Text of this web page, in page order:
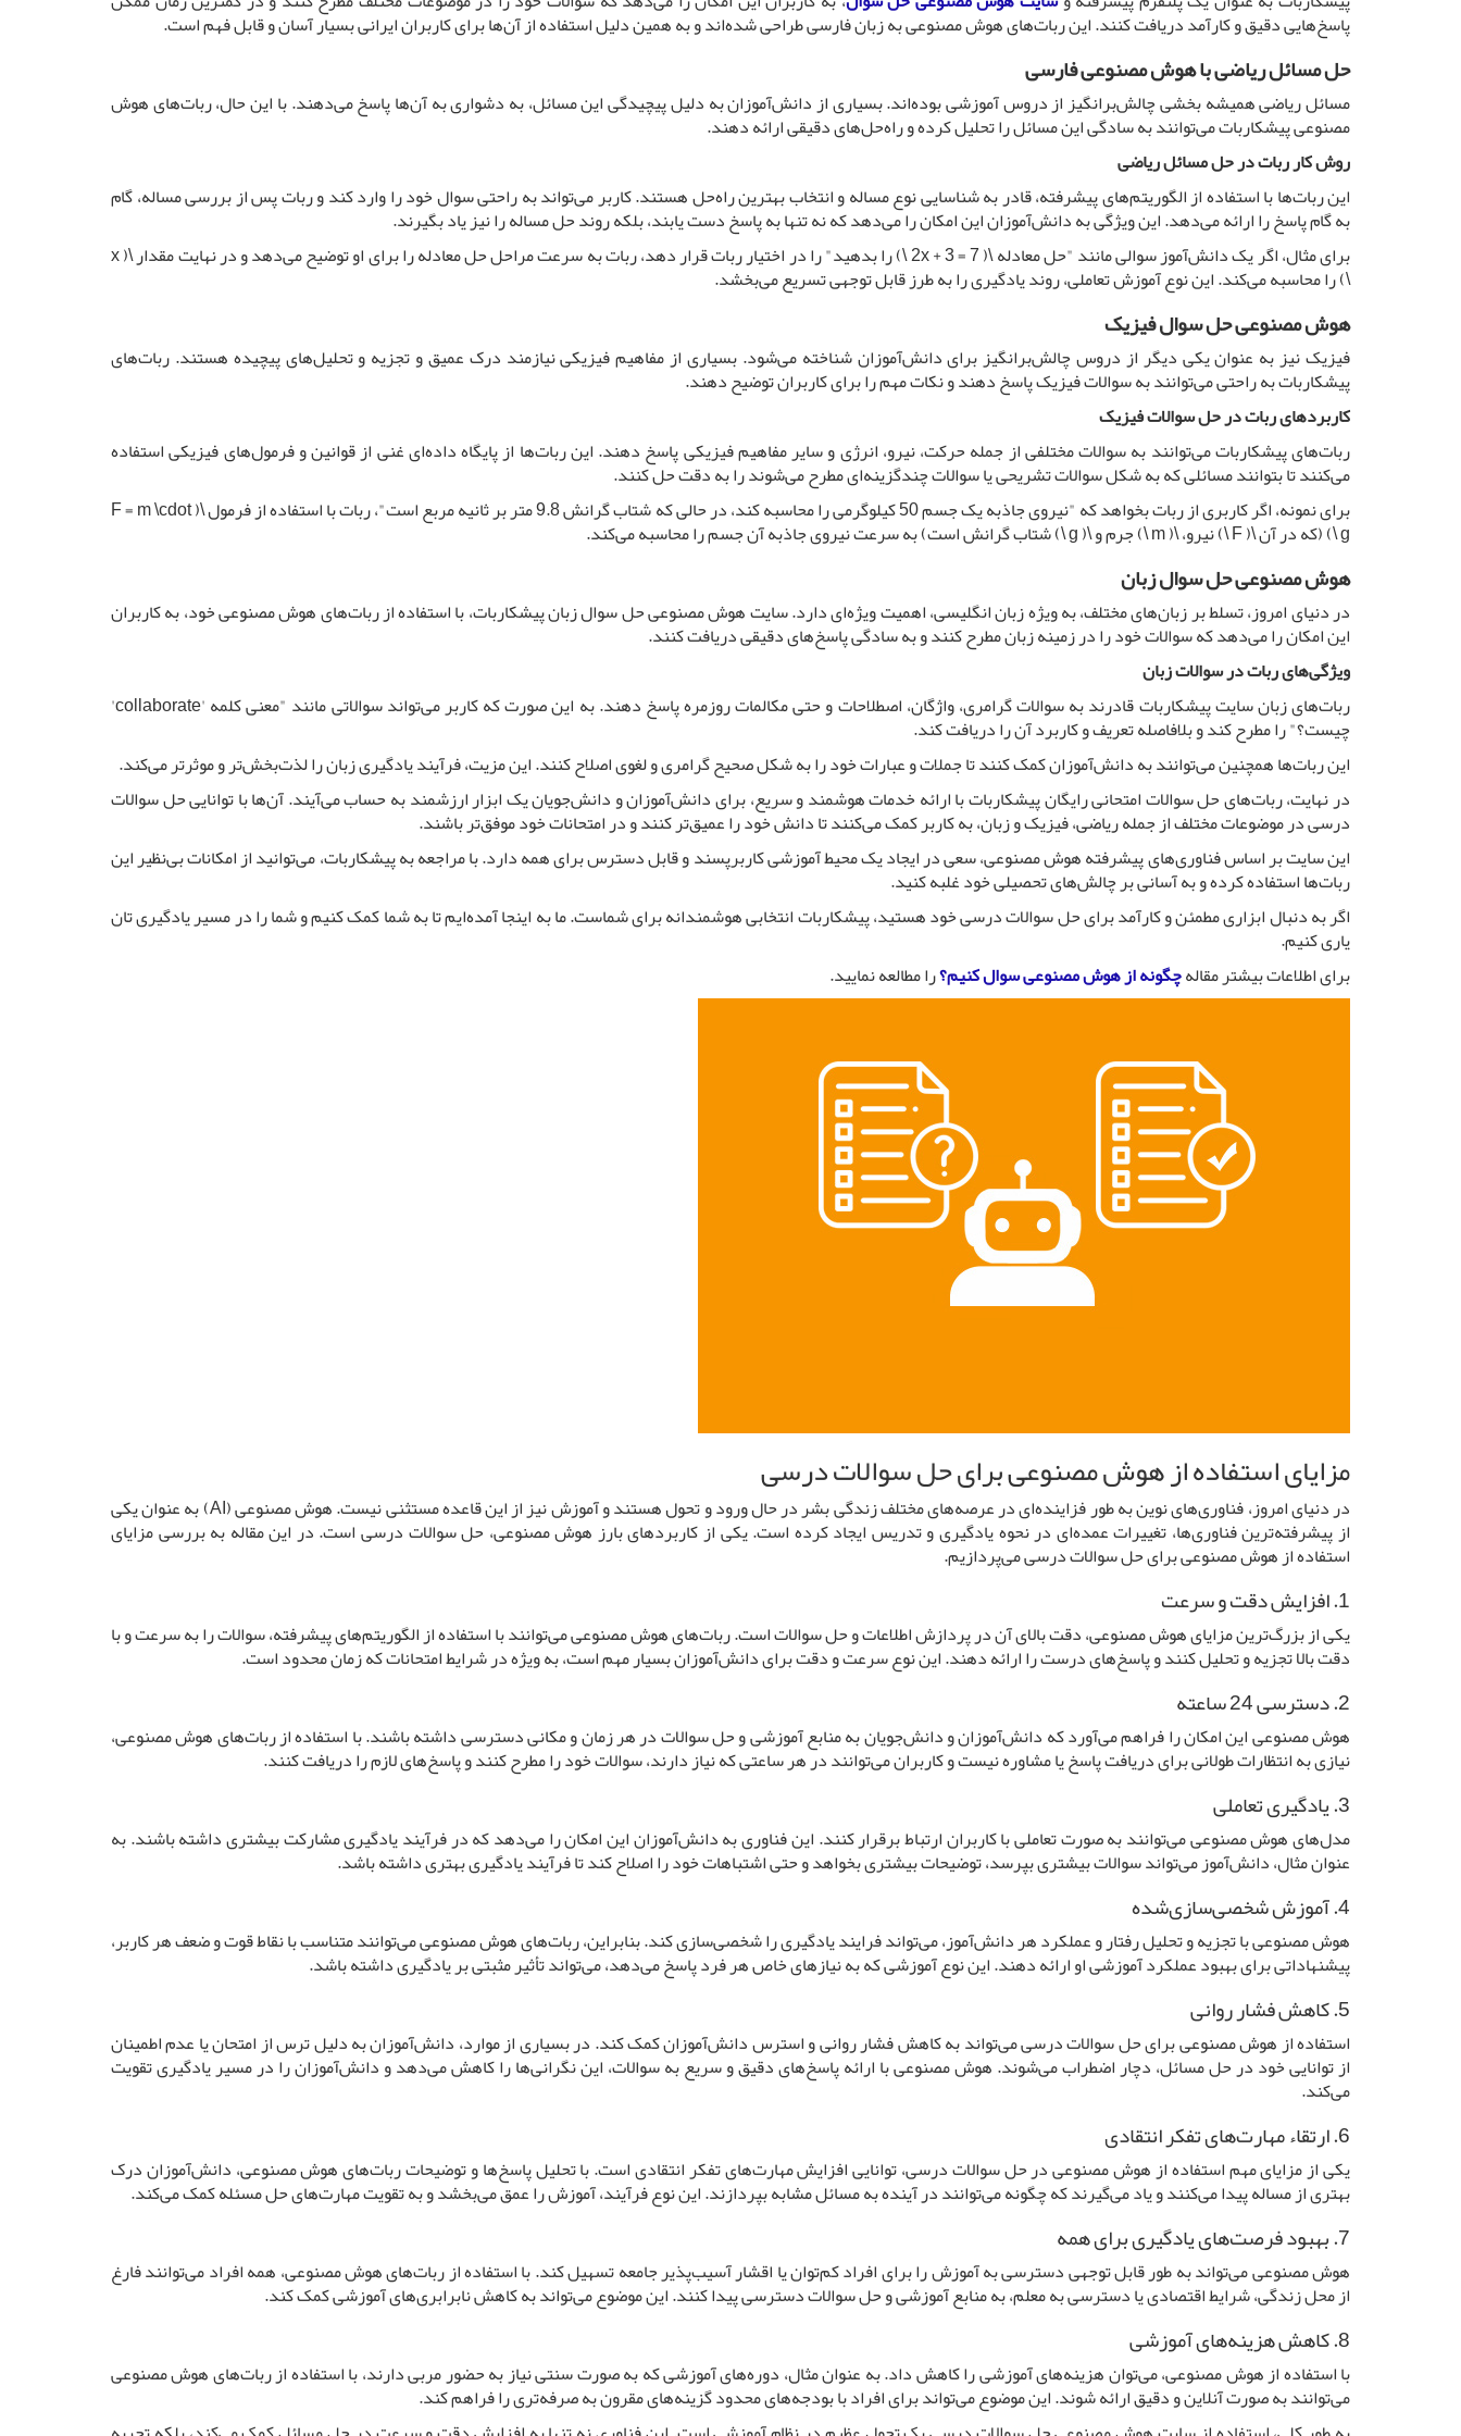
پاسخ‌هایی دقیق و کارآمد دریافت کنند. این ربات‌های هوش مصنوعی به زبان فارسی طراحی شده‌اند و به همین دلیل استفاده از آن‌ها برای کاربران ایرانی بسیار آسان و قابل فهم است.
حل مسائل ریاضی با هوش مصنوعی فارسی
مسائل ریاضی همیشه بخشی چالش‌برانگیز از دروس آموزشی بوده‌اند. بسیاری از دانش‌آموزان به دلیل پیچیدگی این مسائل، به دشواری به آن‌ها پاسخ می‌دهند. با این حال، ربات‌های هوش
مصنوعی پیشکاربات می‌توانند به سادگی این مسائل را تحلیل کرده و راه‌حل‌های دقیقی ارائه دهند.
روش کار ربات در حل مسائل ریاضی
این ربات‌ها با استفاده از الگوریتم‌های پیشرفته، قادر به شناسایی نوع مساله و انتخاب بهترین راه‌حل هستند. کاربر می‌تواند به راحتی سوال خود را وارد کند و ربات پس از بررسی مساله، گام
به گام پاسخ را ارائه می‌دهد. این ویژگی به دانش‌آموزان این امکان را می‌دهد که نه تنها به پاسخ دست یابند، بلکه روند حل مساله را نیز یاد بگیرند.
برای مثال، اگر یک دانش‌آموز سوالی مانند "حل معادله \( 2x + 3 = 7 \) را بدهید" را در اختیار ربات قرار دهد، ربات به سرعت مراحل حل معادله را برای او توضیح می‌دهد و در نهایت مقدار \( x
\) را محاسبه می‌کند. این نوع آموزش تعاملی، روند یادگیری را به طرز قابل توجهی تسریع می‌بخشد.
هوش مصنوعی حل سوال فیزیک
فیزیک نیز به عنوان یکی دیگر از دروس چالش‌برانگیز برای دانش‌آموزان شناخته می‌شود. بسیاری از مفاهیم فیزیکی نیازمند درک عمیق و تجزیه و تحلیل‌های پیچیده هستند. ربات‌های
پیشکاربات به راحتی می‌توانند به سوالات فیزیک پاسخ دهند و نکات مهم را برای کاربران توضیح دهند.
کاربردهای ربات در حل سوالات فیزیک
ربات‌های پیشکاربات می‌توانند به سوالات مختلفی از جمله حرکت، نیرو، انرژی و سایر مفاهیم فیزیکی پاسخ دهند. این ربات‌ها از پایگاه داده‌ای غنی از قوانین و فرمول‌های فیزیکی استفاده
می‌کنند تا بتوانند مسائلی که به شکل سوالات تشریحی یا سوالات چندگزینه‌ای مطرح می‌شوند را به دقت حل کنند.
برای نمونه، اگر کاربری از ربات بخواهد که "نیروی جاذبه یک جسم 50 کیلوگرمی را محاسبه کند، در حالی که شتاب گرانش 9.8 متر بر ثانیه مربع است"، ربات با استفاده از فرمول \( F = m \cdot
g \) (که در آن \( F \) نیرو، \( m \) جرم و \( g \) شتاب گرانش است) به سرعت نیروی جاذبه آن جسم را محاسبه می‌کند.
هوش مصنوعی حل سوال زبان
در دنیای امروز، تسلط بر زبان‌های مختلف، به ویژه زبان انگلیسی، اهمیت ویژه‌ای دارد. سایت هوش مصنوعی حل سوال زبان پیشکاربات، با استفاده از ربات‌های هوش مصنوعی خود، به کاربران
این امکان را می‌دهد که سوالات خود را در زمینه زبان مطرح کنند و به سادگی پاسخ‌های دقیقی دریافت کنند.
ویژگی‌های ربات در سوالات زبان
ربات‌های زبان سایت پیشکاربات قادرند به سوالات گرامری، واژگان، اصطلاحات و حتی مکالمات روزمره پاسخ دهند. به این صورت که کاربر می‌تواند سوالاتی مانند "معنی کلمه 'collaborate'
چیست؟" را مطرح کند و بلافاصله تعریف و کاربرد آن را دریافت کند.
این ربات‌ها همچنین می‌توانند به دانش‌آموزان کمک کنند تا جملات و عبارات خود را به شکل صحیح گرامری و لغوی اصلاح کنند. این مزیت، فرآیند یادگیری زبان را لذت‌بخش‌تر و موثرتر می‌کند.
در نهایت، ربات‌های حل سوالات امتحانی رایگان پیشکاربات با ارائه خدمات هوشمند و سریع، برای دانش‌آموزان و دانش‌جویان یک ابزار ارزشمند به حساب می‌آیند. آن‌ها با توانایی حل سوالات
درسی در موضوعات مختلف از جمله ریاضی، فیزیک و زبان، به کاربر کمک می‌کنند تا دانش خود را عمیق‌تر کنند و در امتحانات خود موفق‌تر باشند.
این سایت بر اساس فناوری‌های پیشرفته هوش مصنوعی، سعی در ایجاد یک محیط آموزشی کاربرپسند و قابل دسترس برای همه دارد. با مراجعه به پیشکاربات، می‌توانید از امکانات بی‌نظیر این
ربات‌ها استفاده کرده و به آسانی بر چالش‌های تحصیلی خود غلبه کنید.
اگر به دنبال ابزاری مطمئن و کارآمد برای حل سوالات درسی خود هستید، پیشکاربات انتخابی هوشمندانه برای شماست. ما به اینجا آمده‌ایم تا به شما کمک کنیم و شما را در مسیر یادگیری تان
یاری کنیم.
برای اطلاعات بیشتر مقالهچگونه از هوش مصنوعی سوال کنیم؟را مطالعه نمایید.
مزایای استفاده از هوش مصنوعی برای حل سوالات درسی
در دنیای امروز، فناوری‌های نوین به طور فزاینده‌ای در عرصه‌های مختلف زندگی بشر در حال ورود و تحول هستند و آموزش نیز از این قاعده مستثنی نیست. هوش مصنوعی (AI) به عنوان یکی
از پیشرفته‌ترین فناوری‌ها، تغییرات عمده‌ای در نحوه یادگیری و تدریس ایجاد کرده است. یکی از کاربردهای بارز هوش مصنوعی، حل سوالات درسی است. در این مقاله به بررسی مزایای
استفاده از هوش مصنوعی برای حل سوالات درسی می‌پردازیم.
1. افزایش دقت و سرعت
یکی از بزرگ‌ترین مزایای هوش مصنوعی، دقت بالای آن در پردازش اطلاعات و حل سوالات است. ربات‌های هوش مصنوعی می‌توانند با استفاده از الگوریتم‌های پیشرفته، سوالات را به سرعت و با
دقت بالا تجزیه و تحلیل کنند و پاسخ‌های درست را ارائه دهند. این نوع سرعت و دقت برای دانش‌آموزان بسیار مهم است، به ویژه در شرایط امتحانات که زمان محدود است.
2. دسترسی 24 ساعته
هوش مصنوعی این امکان را فراهم می‌آورد که دانش‌آموزان و دانش‌جویان به منابع آموزشی و حل سوالات در هر زمان و مکانی دسترسی داشته باشند. با استفاده از ربات‌های هوش مصنوعی،
نیازی به انتظارات طولانی برای دریافت پاسخ یا مشاوره نیست و کاربران می‌توانند در هر ساعتی که نیاز دارند، سوالات خود را مطرح کنند و پاسخ‌های لازم را دریافت کنند.
3. یادگیری تعاملی
مدل‌های هوش مصنوعی می‌توانند به صورت تعاملی با کاربران ارتباط برقرار کنند. این فناوری به دانش‌آموزان این امکان را می‌دهد که در فرآیند یادگیری مشارکت بیشتری داشته باشند. به
عنوان مثال، دانش‌آموز می‌تواند سوالات بیشتری بپرسد، توضیحات بیشتری بخواهد و حتی اشتباهات خود را اصلاح کند تا فرآیند یادگیری بهتری داشته باشد.
4. آموزش شخصی‌سازی‌شده
هوش مصنوعی با تجزیه و تحلیل رفتار و عملکرد هر دانش‌آموز، می‌تواند فرایند یادگیری را شخصی‌سازی کند. بنابراین، ربات‌های هوش مصنوعی می‌توانند متناسب با نقاط قوت و ضعف هر کاربر،
پیشنهاداتی برای بهبود عملکرد آموزشی او ارائه دهند. این نوع آموزشی که به نیازهای خاص هر فرد پاسخ می‌دهد، می‌تواند تأثیر مثبتی بر یادگیری داشته باشد.
5. کاهش فشار روانی
استفاده از هوش مصنوعی برای حل سوالات درسی می‌تواند به کاهش فشار روانی و استرس دانش‌آموزان کمک کند. در بسیاری از موارد، دانش‌آموزان به دلیل ترس از امتحان یا عدم اطمینان
از توانایی خود در حل مسائل، دچار اضطراب می‌شوند. هوش مصنوعی با ارائه پاسخ‌های دقیق و سریع به سوالات، این نگرانی‌ها را کاهش می‌دهد و دانش‌آموزان را در مسیر یادگیری تقویت
می‌کند.
6. ارتقاء مهارت‌های تفکر انتقادی
یکی از مزایای مهم استفاده از هوش مصنوعی در حل سوالات درسی، توانایی افزایش مهارت‌های تفکر انتقادی است. با تحلیل پاسخ‌ها و توضیحات ربات‌های هوش مصنوعی، دانش‌آموزان درک
بهتری از مساله پیدا می‌کنند و یاد می‌گیرند که چگونه می‌توانند در آینده به مسائل مشابه بپردازند. این نوع فرآیند، آموزش را عمق می‌بخشد و به تقویت مهارت‌های حل مسئله کمک می‌کند.
7. بهبود فرصت‌های یادگیری برای همه
هوش مصنوعی می‌تواند به طور قابل توجهی دسترسی به آموزش را برای افراد کم‌توان یا اقشار آسیب‌پذیر جامعه تسهیل کند. با استفاده از ربات‌های هوش مصنوعی، همه افراد می‌توانند فارغ
از محل زندگی، شرایط اقتصادی یا دسترسی به معلم، به منابع آموزشی و حل سوالات دسترسی پیدا کنند. این موضوع می‌تواند به کاهش نابرابری‌های آموزشی کمک کند.
8. کاهش هزینه‌های آموزشی
با استفاده از هوش مصنوعی، می‌توان هزینه‌های آموزشی را کاهش داد. به عنوان مثال، دوره‌های آموزشی که به صورت سنتی نیاز به حضور مربی دارند، با استفاده از ربات‌های هوش مصنوعی
می‌توانند به صورت آنلاین و دقیق ارائه شوند. این موضوع می‌تواند برای افراد با بودجه‌های محدود گزینه‌های مقرون به صرفه‌تری را فراهم کند.